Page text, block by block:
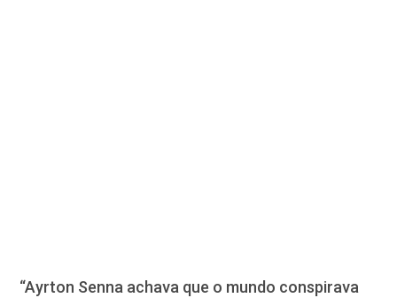
“Ayrton Senna achava que o mundo conspirava